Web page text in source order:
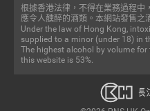
根據香港法律，不得在業務過程中
應令人醺醉的酒類。本網站發售之
Under the law of Hong Kong,
supplied to a minor (under 18) in
The highest alcohol by volume for
this website is 53%.